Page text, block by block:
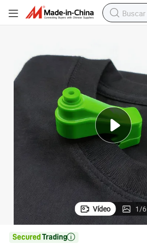
Vídeo 1/6
